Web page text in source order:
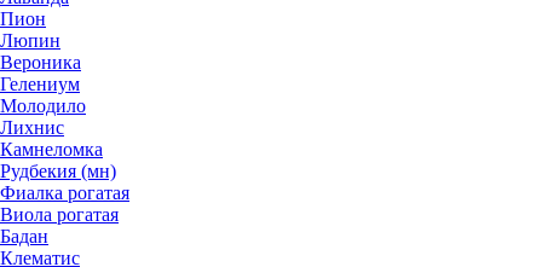
Пион
Люпин
Вероника
Гелениум
Молодило
Лихнис
Камнеломка
Рудбекия (мн)
Фиалка рогатая
Виола рогатая
Бадан
Клематис